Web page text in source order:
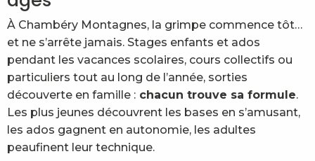
À Chambéry Montagnes, la grimpe commence tôt…
et ne s’arrête jamais. Stages enfants et ados
pendant les vacances scolaires, cours collectifs ou
particuliers tout au long de l’année, sorties
découverte en famille : chacun trouve sa formule.
Les plus jeunes découvrent les bases en s’amusant,
les ados gagnent en autonomie, les adultes
peaufinent leur technique.